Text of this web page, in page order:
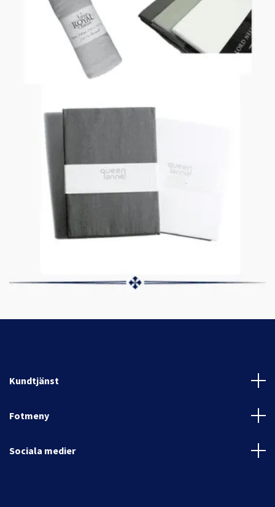
Kundtjänst
Fotmeny
Sociala medier